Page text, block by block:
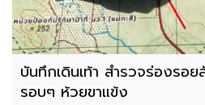
บันทึกเดินเท้า สำรวจร่องรอ
รอบๆ ห้วยขาแข้ง